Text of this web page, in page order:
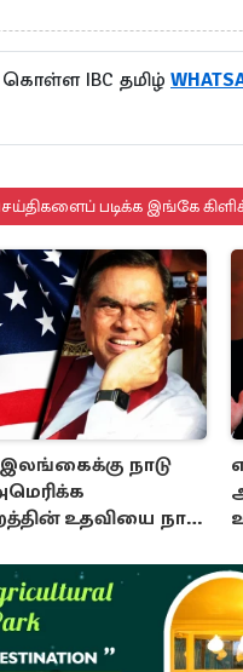
கொள்ள IBC தமிழ்
படிக்க இங்கே
நாடு
உதவியை நாட